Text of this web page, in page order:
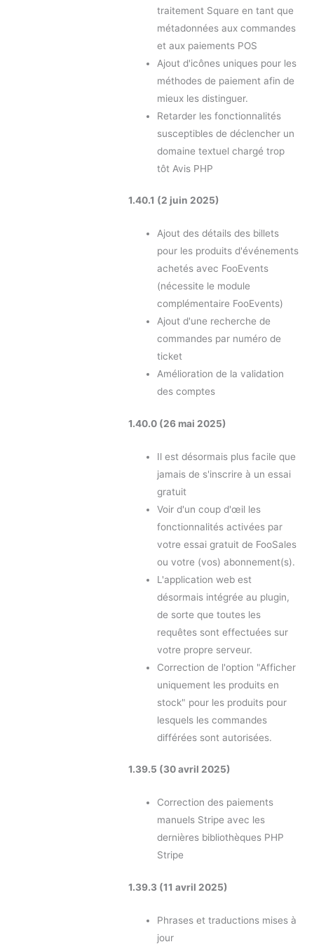
traitement Square en tant que
métadonnées aux commandes
et aux paiements POS
Ajout d'icônes uniques pour les
méthodes de paiement afin de
mieux les distinguer.
Retarder les fonctionnalités
susceptibles de déclencher un
domaine textuel chargé trop
tôt Avis PHP
1.40.1 (2 juin 2025)
Ajout des détails des billets
pour les produits d'événements
achetés avec FooEvents
(nécessite le module
complémentaire FooEvents)
Ajout d'une recherche de
commandes par numéro de
ticket
Amélioration de la validation
des comptes
1.40.0 (26 mai 2025)
Il est désormais plus facile que
jamais de s'inscrire à un essai
gratuit
Voir d'un coup d'œil les
fonctionnalités activées par
votre essai gratuit de FooSales
ou votre (vos) abonnement(s).
L'application web est
désormais intégrée au plugin,
de sorte que toutes les
requêtes sont effectuées sur
votre propre serveur.
Correction de l'option "Afficher
uniquement les produits en
stock" pour les produits pour
lesquels les commandes
différées sont autorisées.
1.39.5 (30 avril 2025)
Correction des paiements
manuels Stripe avec les
dernières bibliothèques PHP
Stripe
1.39.3 (11 avril 2025)
Phrases et traductions mises à
jour